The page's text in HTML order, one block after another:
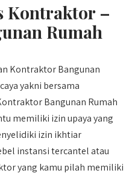
Kontraktor –
Rumah
Kontraktor Bangunan
yakni bersama
Bangunan Rumah
memiliki izin upaya yang
izin ikhtiar
instansi tercantel atau
yang kamu pilah memiliki